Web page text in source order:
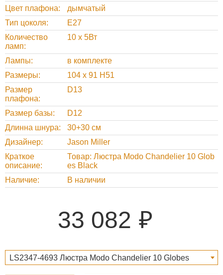
Цвет плафона
дымчатый
Тип цоколя
E27
Количество
ламп
10 х 5Вт
Лампы
в комплекте
Размеры
104 x 91 H51
Размер
плафона
D13
Размер базы
D12
Длинна шнура
30+30 см
Дизайнер
Jason Miller
Краткое
описание
Товар: Люстра Modo Chandelier 10 Glob
es Black
Наличие
В наличии
33 082
LS2347-4693 Люстра Modo Chandelier 10 Globes